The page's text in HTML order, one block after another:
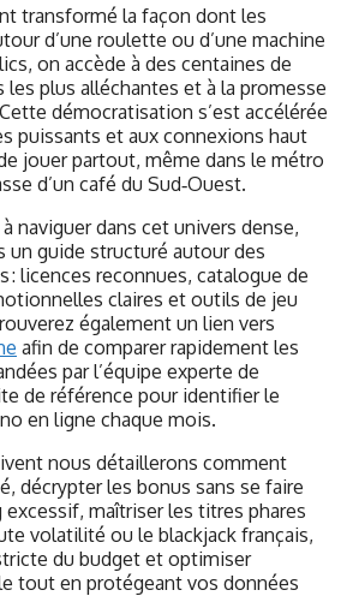
transformé la façon dont les
d’une roulette ou d’une machine
on accède à des centaines de
plus alléchantes et à la promesse
démocratisation s’est accélérée
puissants et aux connexions haut
jouer partout, même dans le métro
d’un café du Sud‑Ouest.
naviguer dans cet univers dense,
un guide structuré autour des
: licences reconnues, catalogue de
claires et outils de jeu
également un lien vers
afin de comparer rapidement les
par l’équipe experte de
de référence pour identifier le
en ligne chaque mois.
nous détaillerons comment
décrypter les bonus sans se faire
excessif, maîtriser les titres phares
volatilité ou le blackjack français,
du budget et optimiser
tout en protégeant vos données